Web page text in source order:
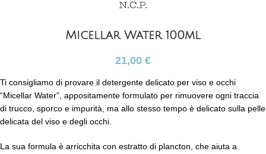
Micellar Water 100ml
21,00 €
Ti consigliamo di provare il detergente delicato per viso e occhi
“Micellar Water”, appositamente formulato per rimuovere ogni traccia
di trucco, sporco e impurità, ma allo stesso tempo è delicato sulla pelle
delicata del viso e degli occhi.
La sua formula è arricchita con estratto di plancton, che aiuta a